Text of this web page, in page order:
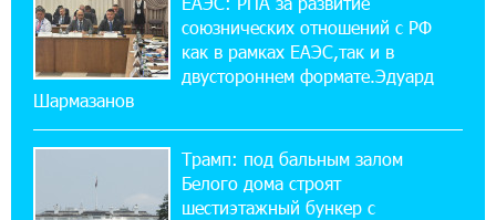
12:17:04 23-07-2026
Против кого вооружается Азербайджан?
Аршак Карапетян
12:04:45 23-07-2026
При поддержке Ucom в спортивной школе
Вайка установлена солнечная
электростанция мощностью 15 кВт
союзнических отношений с РФ
как в рамках ЕАЭС,так и в
двустороннем формате.Эдуард
Шармазанов
Трамп: под бальным залом
Белого дома строят
шестиэтажный бункер с